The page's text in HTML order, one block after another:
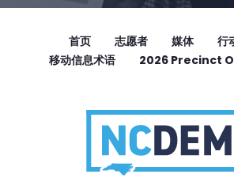
首页 志愿者 媒体 行
移动信息术语
2026 Precinct